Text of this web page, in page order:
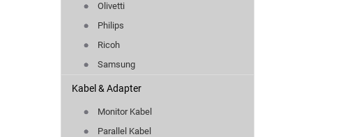
Olivetti
Philips
Ricoh
Samsung
Kabel & Adapter
Monitor Kabel
Parallel Kabel